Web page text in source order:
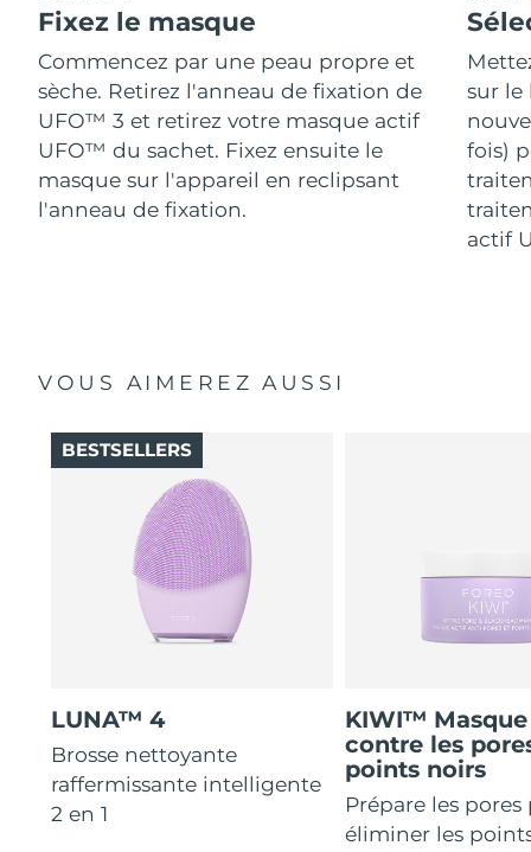
Fixez le masque
Commencez par une peau propre et
sèche. Retirez l'anneau de fixation de
UFO™ 3 et retirez votre masque actif
UFO™ du sachet. Fixez ensuite le
masque sur l'appareil en reclipsant
l'anneau de fixation.
sur le
fois)
actif
VOUS AIMEREZ AUSSI
LUNA™ 4
Brosse nettoyante
raffermissante intelligente
2 en 1
BESTSELLERS
KIWI™
contre les
points noirs
Prépare les
éliminer les